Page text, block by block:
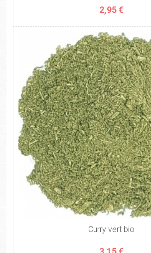
2,95 €
Curry vert bio